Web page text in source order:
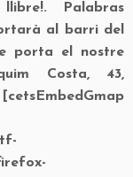
Palabras
al barri del
porta el nostre
Costa, 43,